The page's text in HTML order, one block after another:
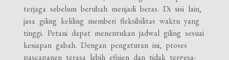
terjaga sebelum berubah menjadi beras. Di sisi lain,
jasa giling keliling memberi fleksibilitas waktu yang
tinggi. Petani dapat menentukan jadwal giling sesuai
kesiapan gabah. Dengan pengaturan ini, proses
pascapanen terasa lebih efisien dan tidak tergesa-